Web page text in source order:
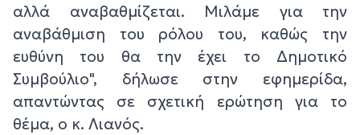
αλλά αναβαθμίζεται. Μιλάμε για την
αναβάθμιση του ρόλου του, καθώς την
ευθύνη του θα την έχει το Δημοτικό
Συμβούλιο", δήλωσε στην εφημερίδα,
απαντώντας σε σχετική ερώτηση για το
θέμα, ο κ. Λιανός.